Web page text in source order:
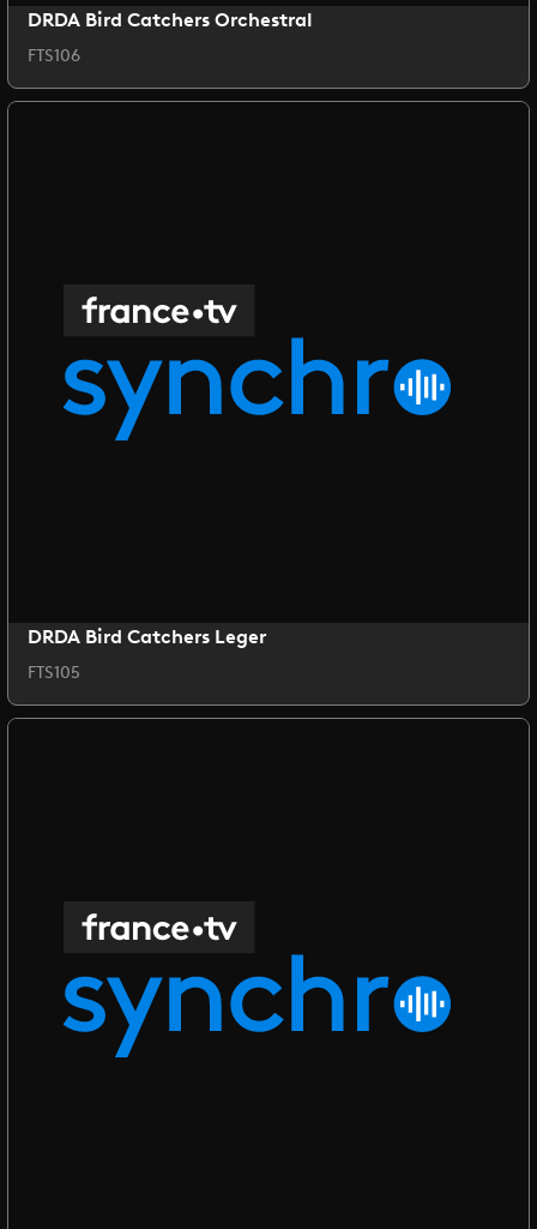
DRDA Bird Catchers Orchestral
FTS106
DRDA Bird Catchers Leger
FTS105